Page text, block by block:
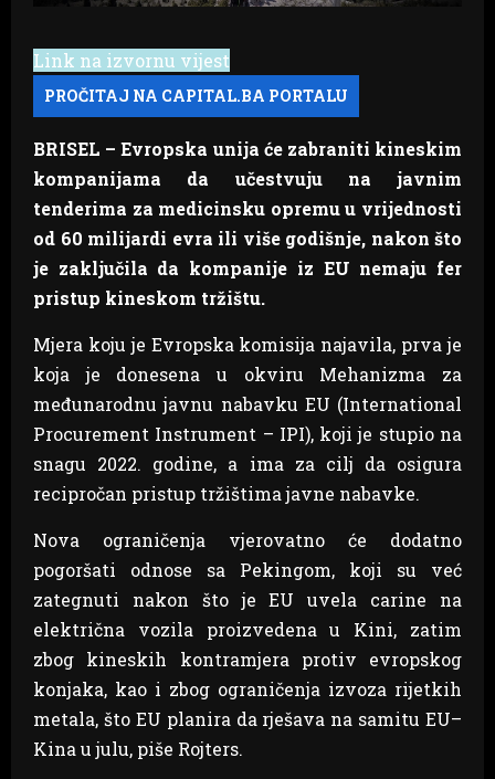
Link na izvornu vijest
BRISEL – Evropska unija će zabraniti kineskim
kompanijama da učestvuju na javnim
tenderima za medicinsku opremu u vrijednosti
od 60 milijardi evra ili više godišnje, nakon što
je zaključila da kompanije iz EU nemaju fer
pristup kineskom tržištu.
Mjera koju je Evropska komisija najavila, prva je
koja je donesena u okviru Mehanizma za
međunarodnu javnu nabavku EU (International
Procurement Instrument – IPI), koji je stupio na
snagu 2022. godine, a ima za cilj da osigura
recipročan pristup tržištima javne nabavke.
Nova ograničenja vjerovatno će dodatno
pogoršati odnose sa Pekingom, koji su već
zategnuti nakon što je EU uvela carine na
električna vozila proizvedena u Kini, zatim
zbog kineskih kontramjera protiv evropskog
konjaka, kao i zbog ograničenja izvoza rijetkih
metala, što EU planira da rješava na samitu EU–
Kina u julu, piše Rojters.